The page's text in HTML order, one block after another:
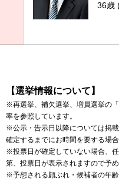
36歳
【選挙情報について】
※再選挙、補欠選挙、増員選挙の
率を参照しています。
※公示・告示日以降については掲
確定するまでにお時間を要する場
※投票日が確定していない場合、
第、投票日が表示されますので予め
※予想される顔ぶれ・候補者の年